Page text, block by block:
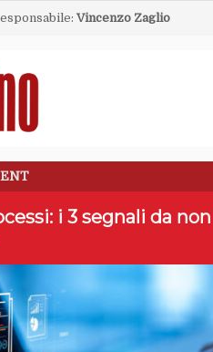
Vincenzo Zaglio
i 3 segnali da non